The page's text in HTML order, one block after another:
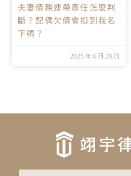
夫妻債務連帶責任怎麼判
斷？配偶欠債會扣到我名
下嗎？
2025 年 6 月 29 日